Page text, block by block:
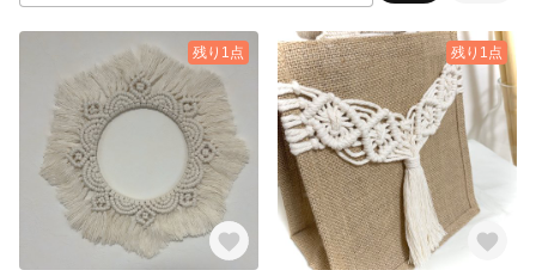
残り1点 残り1点